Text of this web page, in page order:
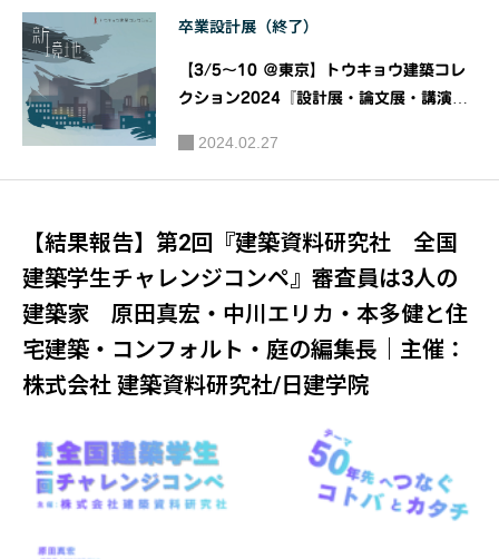
卒業設計展（終了）
【3/5～10 ＠東京】トウキョウ建築コレ
クション2024『設計展・論文展・講演
ン2024実行委員会
2024.02.27
【結果報告】第2回『建築資料研究社 全国
建築学生チャレンジコンペ』審査員は3人の
建築家 原田真宏・中川エリカ・本多健と住
宅建築・コンフォルト・庭の編集長｜主催：
株式会社 建築資料研究社/日建学院